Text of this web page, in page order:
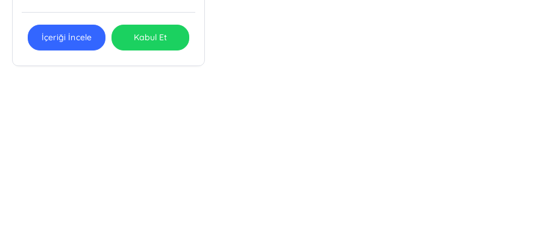
İçeriği İncele Kabul Et